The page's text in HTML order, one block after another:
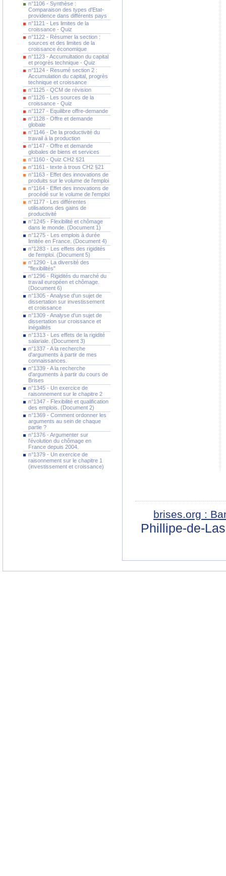
n°1106 - Synthèse :
Comparaison des types d'Etat-
providence dans différents pays
n°1121 - Les limites de la
croissance - Quiz
n°1122 - Résumer la section :
sources et des limites de la
croissance économique
n°1123 - Accumultation du capital
et progrès technique - Quiz
n°1124 - Resumé section 2 :
Accumulation du capital, progrès
technique et croissance
n°1125 - QCM de révision
n°1126 - Les sources de la
croissance - Quiz
n°1127 - Equilibre offre-demande
n°1128 - Offre et demande
globale
n°1146 - De la productivité du
travail à la production
n°1147 - Offre et demande
globales de biens et services
n°1160 - Quiz CH2 §21
n°1161 - texte à trous CH2 §21
n°1163 - Effet des innovations de
produits sur le volume de l'emploi
n°1164 - Effet des innovations de
procédé sur le volume de l'emploi
n°1177 - Les différentes
utilisations des gains de
productivité
n°1245 - Flexibilité et chômage
dans le monde. (Document 1)
n°1275 - Les emplois à durée
limitée en France. (Document 4)
n°1283 - Les effets des rigidités
de l'emploi. (Document 5)
n°1290 - La diversité des
"flexibilités"
n°1296 - Rigidités du marché du
travail européen et chômage.
(Document 6)
n°1305 - Analyse d'un sujet de
dissertation sur investissement
et croissance
n°1309 - Analyse d'un sujet de
dissertation sur croissance et
inégalités
n°1313 - Les effets de la rigidité
salariale. (Document 3)
n°1337 - A la recherche
d'arguments à partir de mes
connaissances.
n°1339 - A la recherche
d'arguments à partir du cours de
Brises
n°1345 - Un exercice de
raisonnement sur le chapitre 2
n°1347 - Flexibilité et qualification
des emplois. (Document 2)
n°1369 - Comment ordonner les
arguments au sein de chaque
partie ?
n°1376 - Argumenter sur
l'évolution du chômage en
France depuis 2004.
n°1379 - Un exercice de
raisonnement sur le chapitre 1
(investissement et croissance)
brises.org :
Phillipe-de-